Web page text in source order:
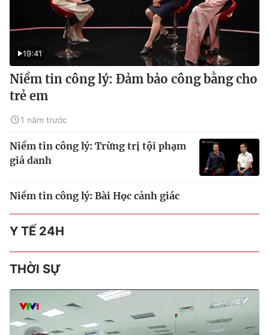
19:41
Niềm tin công lý: Đảm bảo công bằng cho
trẻ em
1 năm trước
Niềm tin công lý: Trừng trị tội phạm
giả danh
Niềm tin công lý: Bài Học cảnh giác
Y TẾ 24H
THỜI SỰ